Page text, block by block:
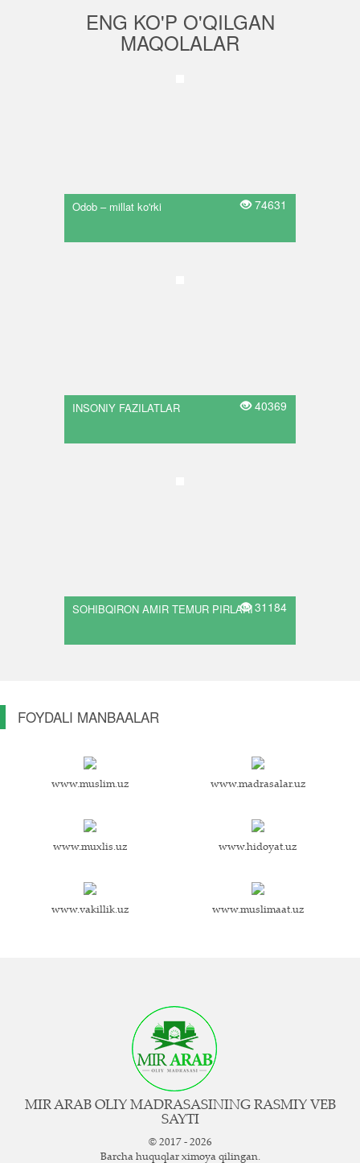
ENG KO'P O'QILGAN
MAQOLALAR
Odob – millat ko'rki 74631
INSONIY FAZILATLAR 40369
SOHIBQIRON AMIR TEMUR PIRLARI31184
FOYDALI MANBAALAR
www.muslim.uz www.madrasalar.uz
www.muxlis.uz www.hidoyat.uz
www.vakillik.uz www.muslimaat.uz
MIR ARAB OLIY MADRASASINING RASMIY VEB
SAYTI
© 2017 - 2026
Barcha huquqlar ximoya qilingan.